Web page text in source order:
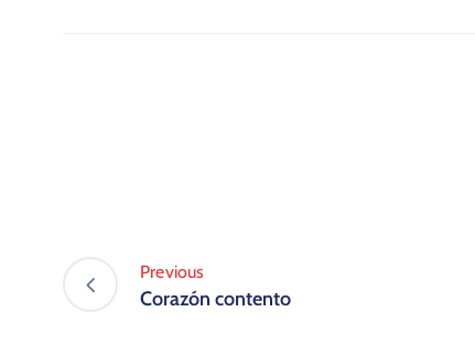
Previous
Corazón contento